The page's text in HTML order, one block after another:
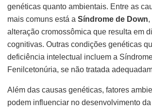
genéticas quanto ambientais. Entre as
mais comuns está a Síndrome de Down,
alteração cromossômica que resulta em
cognitivas. Outras condições genéticas
deficiência intelectual incluem a
Fenilcetonúria, se não tratada
Além das causas genéticas, fatores
podem influenciar no desenvolvimento